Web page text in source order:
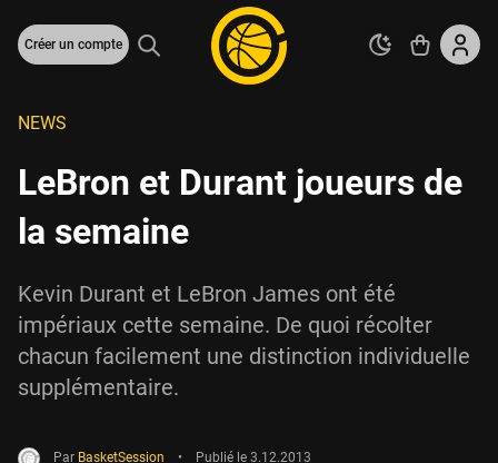
Créer un compte
NEWS
LeBron et Durant joueurs de
la semaine
Kevin Durant et LeBron James ont été
impériaux cette semaine. De quoi récolter
chacun facilement une distinction individuelle
supplémentaire.
Par BasketSession • Publié le 3.12.2013